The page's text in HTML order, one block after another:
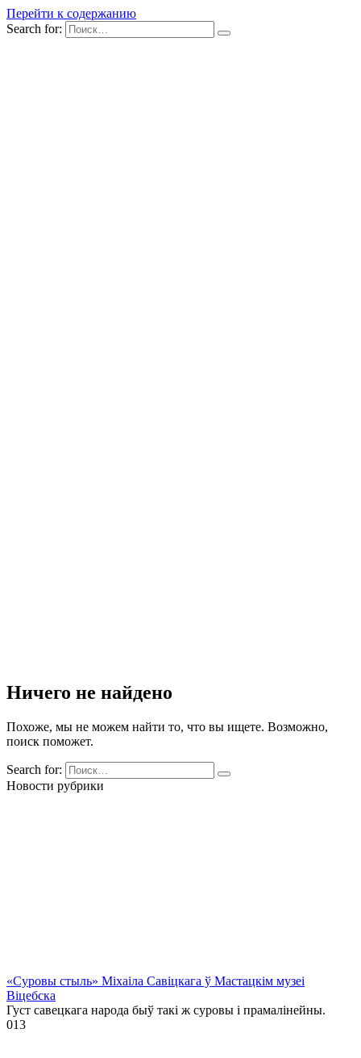
Перейти к содержанию
Search for:
Ничего не найдено
Похоже, мы не можем найти то, что вы ищете. Возможно,
поиск поможет.
Search for:
Новости рубрики
«Суровы стыль» Міхаіла Савіцкага ў Мастацкім музеі
Віцебска
Густ савецкага народа быў такі ж суровы і прамалінейны.
013